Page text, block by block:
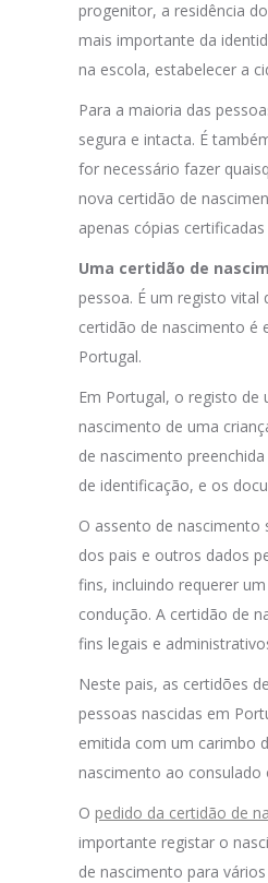
progenitor, a residência
mais importante da
na escola, estabelecer a
Para a maioria das
segura e intacta. É
for necessário fazer
nova certidão de
apenas cópias
Uma certidão de
pessoa. É um registo vital
certidão de nascimento é
Portugal.
Em Portugal, o registo de
nascimento de uma
de nascimento
de identificação, e os
O assento de
dos pais e outros dados
fins, incluindo requerer
condução. A certidão de
fins legais e
Neste pais, as certidões
pessoas nascidas em
emitida com um carimbo
nascimento ao consulado
O pedido da certidão de
importante registar o
de nascimento para